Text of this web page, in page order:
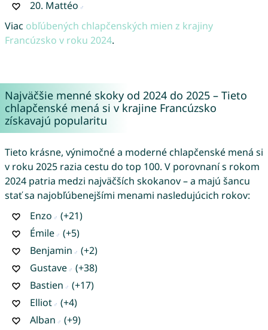
20. Mattéo
Viac obľúbených chlapčenských mien z krajiny
Francúzsko v roku 2024.
Najväčšie menné skoky od 2024 do 2025 – Tieto
chlapčenské mená si v krajine Francúzsko
získavajú popularitu
Tieto krásne, výnimočné a moderné chlapčenské mená si
v roku 2025 razia cestu do top 100. V porovnaní s rokom
2024 patria medzi najväčších skokanov – a majú šancu
stať sa najobľúbenejšími menami nasledujúcich rokov:
Enzo
(+21)
Émile
(+5)
Benjamin
(+2)
Gustave
(+38)
Bastien
(+17)
Elliot
(+4)
Alban
(+9)